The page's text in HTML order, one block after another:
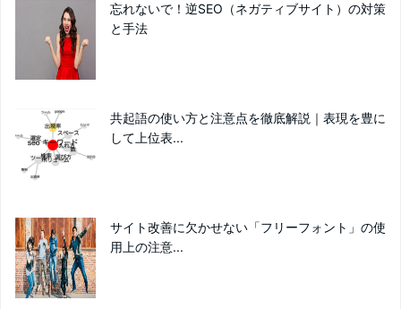
忘れないで！逆SEO（ネガティブサイト）の対策
と手法
共起語の使い方と注意点を徹底解説｜表現を豊に
して上位表...
サイト改善に欠かせない「フリーフォント」の使
用上の注意...